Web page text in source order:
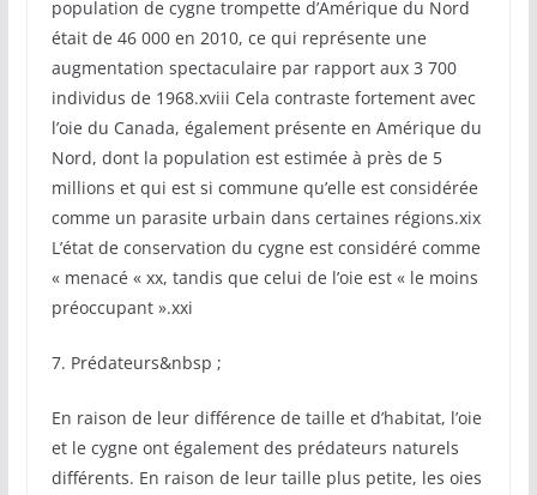
population de cygne trompette d’Amérique du Nord
était de 46 000 en 2010, ce qui représente une
augmentation spectaculaire par rapport aux 3 700
individus de 1968.xviii Cela contraste fortement avec
l’oie du Canada, également présente en Amérique du
Nord, dont la population est estimée à près de 5
millions et qui est si commune qu’elle est considérée
comme un parasite urbain dans certaines régions.xix
L’état de conservation du cygne est considéré comme
« menacé « xx, tandis que celui de l’oie est « le moins
préoccupant ».xxi
7. Prédateurs&nbsp ;
En raison de leur différence de taille et d’habitat, l’oie
et le cygne ont également des prédateurs naturels
différents. En raison de leur taille plus petite, les oies